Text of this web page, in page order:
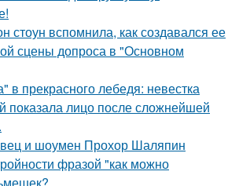
стоун вспомнила, как создавался ее
сцены допроса в "Основном
в прекрасного лебедя: невестка
показала лицо после сложнейшей
и шоумен Прохор Шаляпин
фразой "как можно